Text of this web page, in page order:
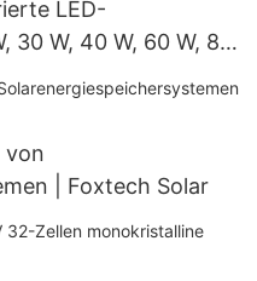
LED-
30 W, 40 W, 60 W, 80
von
| Foxtech Solar